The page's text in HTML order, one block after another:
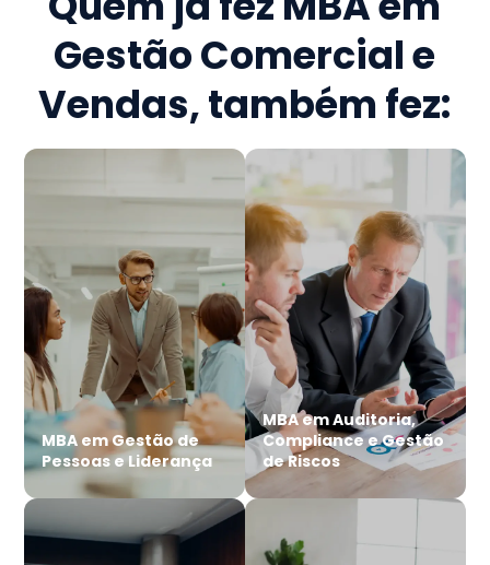
Gestão Comercial e
Vendas, também fez:
MBA em Gestão de
Pessoas e Liderança
MBA em Auditoria,
Compliance e Gestão
de Riscos